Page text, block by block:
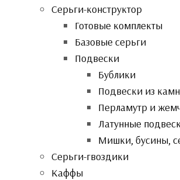
Серьги-конструктор
Готовые комплекты
Базовые серьги
Подвески
Бублики
Подвески из
Перламутр и
Латунные
Мишки, бусины,
Серьги-гвоздики
Каффы